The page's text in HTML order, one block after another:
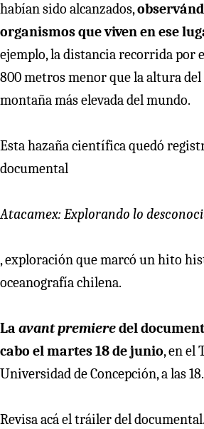
habían sido alcanzados,
organismos que viven en ese
ejemplo, la distancia recorrida por
800 metros menor que la altura
montaña más elevada del mundo.
Esta hazaña científica quedó
documental
Atacamex: Explorando lo
, exploración que marcó un hito
oceanografía chilena.
La avant premieredel
cabo el martes 18 de junio, en el
Universidad de Concepción, a las
Revisa acá el tráiler del documental.